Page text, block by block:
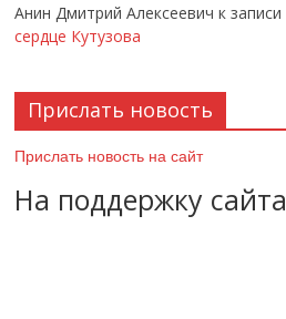
Анин Дмитрий Алексеевич к записи
сердце Кутузова
Прислать новость
Прислать новость на сайт
На поддержку сайта